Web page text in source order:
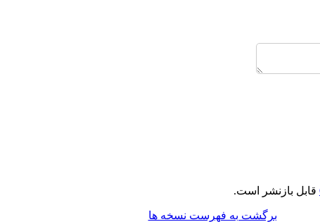
قابل بازنشر است.
برگشت به فهرست نسخه ها